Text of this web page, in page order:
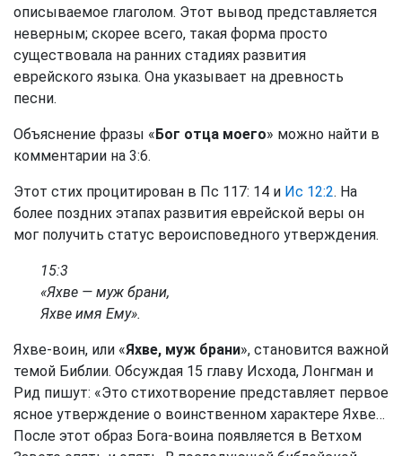
описываемое глаголом. Этот вывод представляется
неверным; скорее всего, такая форма просто
существовала на ранних стадиях развития
еврейского языка. Она указывает на древность
песни.
Объяснение фразы «Бог отца моего» можно найти в
комментарии на 3:6.
Этот стих процитирован в Пс 117: 14 и Ис 12:2. На
более поздних этапах развития еврейской веры он
мог получить статус вероисповедного утверждения.
15:3
«Яхве — муж брани,
Яхве имя Ему».
Яхве-воин, или «Яхве, муж брани», становится важной
темой Библии. Обсуждая 15 главу Исхода, Лонгман и
Рид пишут: «Это стихотворение представляет первое
ясное утверждение о воинственном характере Яхве…
После этот образ Бога-воина появляется в Ветхом